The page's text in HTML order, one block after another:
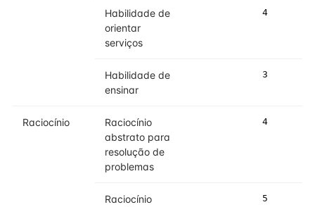
Habilidade de
orientar
serviços
4
Habilidade de
ensinar
3
Raciocínio
Raciocínio
abstrato para
resolução de
problemas
4
Raciocínio
5